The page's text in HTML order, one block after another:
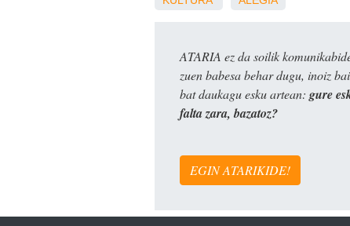
ATARIA ez da soilik
zuen babesa behar dugu, inoiz
bat daukagu esku artean: gure
falta zara, bazatoz?
EGIN ATARIKIDE!